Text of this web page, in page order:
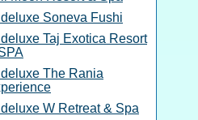
Soneva Fushi
Taj Exotica Resort
The Rania
W Retreat & Spa